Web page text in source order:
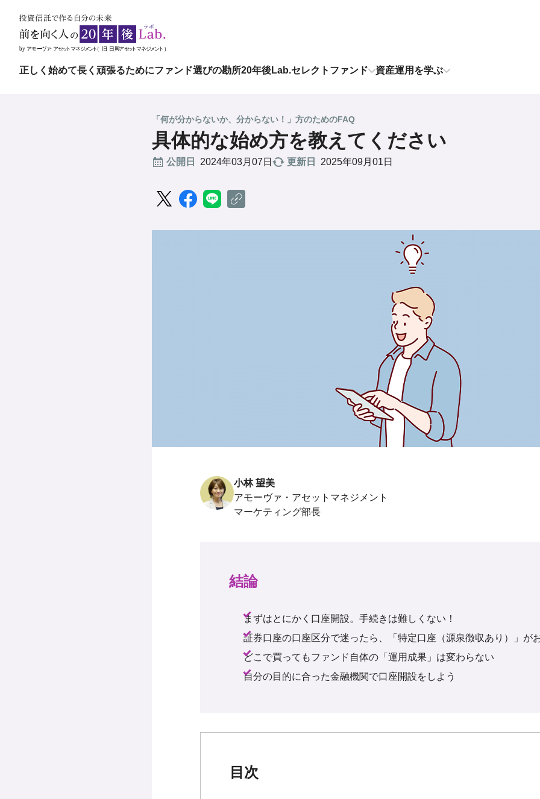
正しく始めて長く頑張るためにファンド選びの勘所20年後Lab.セレクトファンド 資産運用を学ぶ
「何が分からないか、分からない！」方のためのFAQ
具体的な始め方を教えてください
公開日 更新日 2025年09月01日
小林 望美
アモーヴァ・アセットマネジメント
結論
まずはとにかく口座開設。手続きは難しくない！
証券口座の口座区分で迷ったら、「特定口座（源泉徴収あり）」が
どこで買ってもファンド自体の「運用成果」は変わらない
自分の目的に合った金融機関で口座開設をしよう
目次